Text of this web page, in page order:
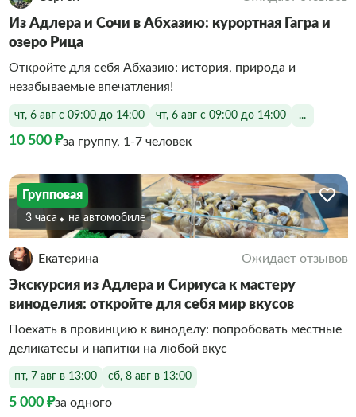
Из Адлера и Сочи в Абхазию: курортная Гагра и
озеро Рица
Откройте для себя Абхазию: история, природа и
незабываемые впечатления!
чт, 6 авг с 09:00 до 14:00 чт, 6 авг с 09:00 до 14:00 ...
10 500 ₽за группу, 1-7 человек
Групповая
3 часа На автомобиле
Екатерина Ожидает отзывов
Экскурсия из Адлера и Сириуса к мастеру
виноделия: откройте для себя мир вкусов
Поехать в провинцию к виноделу: попробовать местные
деликатесы и напитки на любой вкус
пт, 7 авг в 13:00 сб, 8 авг в 13:00
5 000 ₽за одного